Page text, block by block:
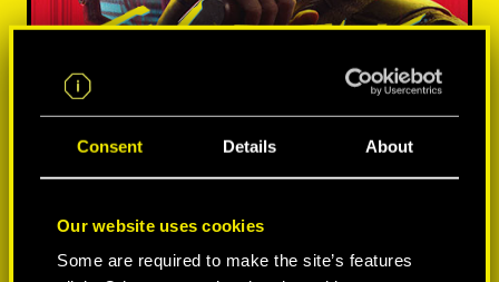
Consent Details About
Our website uses cookies
Some are required to make the site’s features
MÁS INFORMACIÓN